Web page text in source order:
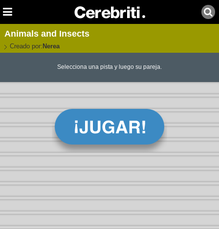
Animals and Insects
Creado por: Nerea
Selecciona una pista y luego su pareja.